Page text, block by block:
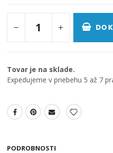
DO
Tovar je na sklade.
Expedujeme v priebehu 5 až 7
PODROBNOSTI